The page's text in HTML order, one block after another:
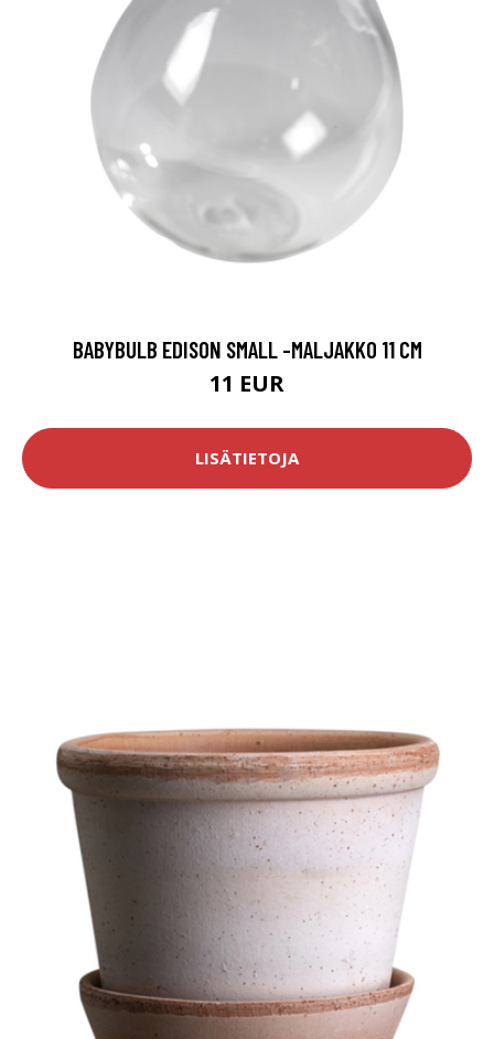
BABYBULB EDISON SMALL -MALJAKKO 11 CM
11 EUR
LISÄTIETOJA